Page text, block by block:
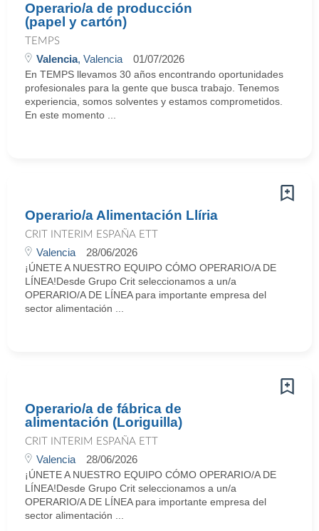
Operario/a de producción
(papel y cartón)
TEMPS
Valencia, Valencia 01/07/2026
En TEMPS llevamos 30 años encontrando oportunidades
profesionales para la gente que busca trabajo. Tenemos
experiencia, somos solventes y estamos comprometidos.
En este momento ...
Operario/a Alimentación Llíria
CRIT INTERIM ESPAÑA ETT
Valencia 28/06/2026
¡ÚNETE A NUESTRO EQUIPO CÓMO OPERARIO/A DE
LÍNEA!Desde Grupo Crit seleccionamos a un/a
OPERARIO/A DE LÍNEA para importante empresa del
sector alimentación ...
Operario/a de fábrica de
alimentación (Loriguilla)
CRIT INTERIM ESPAÑA ETT
Valencia 28/06/2026
¡ÚNETE A NUESTRO EQUIPO CÓMO OPERARIO/A DE
LÍNEA!Desde Grupo Crit seleccionamos a un/a
OPERARIO/A DE LÍNEA para importante empresa del
sector alimentación ...